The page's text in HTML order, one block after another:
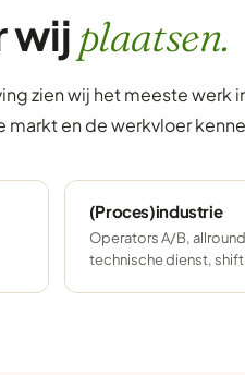
wij plaatsen.
zien wij het meeste werk
en de werkvloer
(Proces)industrie
Operators A/B,
technische dienst,